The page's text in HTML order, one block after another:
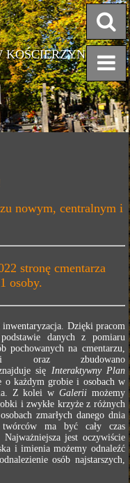
KOŚCIERZYNIE
nowym, centralnym i
stronę cmentarza
osoby.
inwentaryzacja. Dzięki pracom
danych z pomiaru
pochowanych na cmentarzu,
oraz zbudowano
się Interaktywny Plan
o każdym grobie i osobach w
Z kolei w Galerii możemy
i zwykłe krzyże z różnych
zmarłych danego dnia
twórców ma być cały czas
jest oczywiście
i imienia możemy odnaleźć
osób najstarszych,